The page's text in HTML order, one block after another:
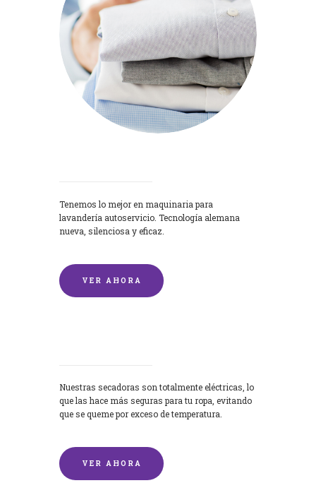
Tenemos lo mejor en maquinaria para
lavandería autoservicio. Tecnología alemana
nueva, silenciosa y eficaz.
VER AHORA
Nuestras secadoras son totalmente eléctricas, lo
que las hace más seguras para tu ropa, evitando
que se queme por exceso de temperatura.
VER AHORA